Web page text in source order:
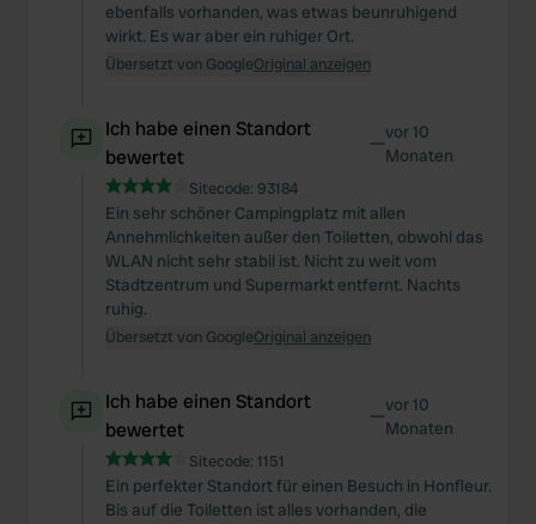
ebenfalls vorhanden, was etwas beunruhigend
wirkt. Es war aber ein ruhiger Ort.
Übersetzt von GoogleOriginal anzeigen
Ich habe einen Standort
bewertet
—vor 10
Monaten
Sitecode: 93184
Ein sehr schöner Campingplatz mit allen
Annehmlichkeiten außer den Toiletten, obwohl das
WLAN nicht sehr stabil ist. Nicht zu weit vom
Stadtzentrum und Supermarkt entfernt. Nachts
ruhig.
Übersetzt von GoogleOriginal anzeigen
Ich habe einen Standort
bewertet
—vor 10
Monaten
Sitecode: 1151
Ein perfekter Standort für einen Besuch in Honfleur.
Bis auf die Toiletten ist alles vorhanden, die